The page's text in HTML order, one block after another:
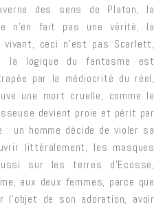
des sens de Platon, la
n’en fait pas une vérité, la
ceci n’est pas Scarlett,
logique du fantasme est
par la médiocrité du réel,
une mort cruelle, comme le
devient proie et périt par
un homme décide de violer sa
littéralement, les masques
sur les terres d’Ecosse,
aux deux femmes, parce que
l’objet de son adoration, avoir